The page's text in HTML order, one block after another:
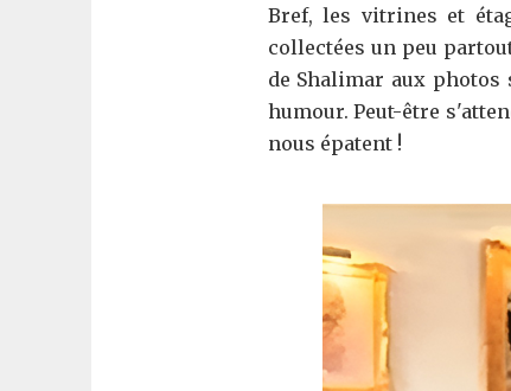
Bref, les vitrines et
collectées un peu
de Shalimar aux
humour. Peut-être
nous épatent !